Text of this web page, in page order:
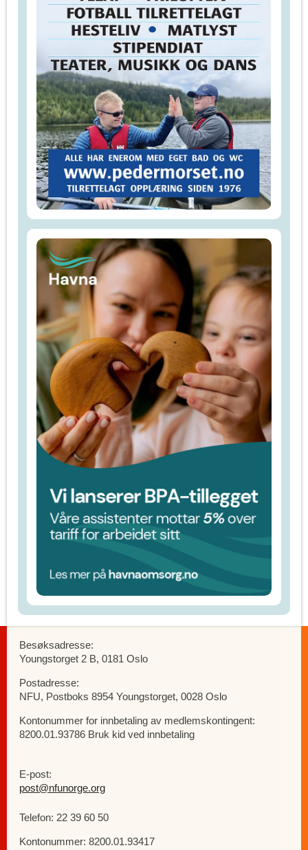
Besøksadresse:
Youngstorget 2 B, 0181 Oslo
Postadresse:
NFU, Postboks 8954 Youngstorget, 0028 Oslo
Kontonummer for innbetaling av medlemskontingent:
8200.01.93786 Bruk kid ved innbetaling
E-post:
post@nfunorge.org
Telefon: 22 39 60 50
Kontonummer: 8200.01.93417